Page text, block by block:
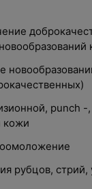
рunch
кожи
рубцов, стрий,